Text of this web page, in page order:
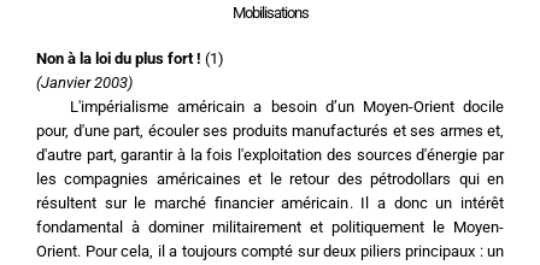
Mobilisations
Non à la loi du plus fort ! (1)
(Janvier 2003)
pour, d'une part, écouler ses produits manufacturés et ses armes et,
d'autre part, garantir à la fois l'exploitation des sources d'énergie par
les compagnies américaines et le retour des pétrodollars qui en
résultent sur le marché financier américain. Il a donc un intérêt
fondamental à dominer militairement et politiquement le Moyen-
Orient. Pour cela, il a toujours compté sur deux piliers principaux : un